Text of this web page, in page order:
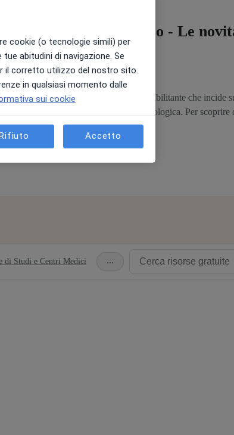
Sanitario Elettronico - Le
della salute
Sanitario Elettronico è un'infrastruttura abilitante che incide
sanitari, non solo una piattaforma tecnologica. Per scoprire
questa guida gratuita.
più
di Studi e Centri Medici ...
cookie (o tecnologie simili) per
abitudini di navigazione. Se
il corretto utilizzo del nostro sito.
in qualsiasi momento dalle
sui cookie
Accetto